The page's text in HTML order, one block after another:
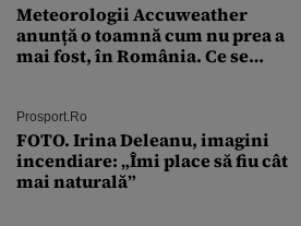
Meteorologii Accuweather
anunță o toamnă cum nu prea a
mai fost, în România. Ce se
București. Pe ce dată ninge
Prosport.ro
FOTO. Irina Deleanu, imagini
incendiare: „Îmi place să fiu cât
mai naturală”